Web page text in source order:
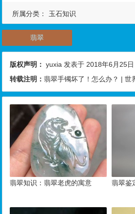
所属分类： 玉石知识
翡翠
版权声明： yuxia 发表于 2018年6月25日
转载注明：翡翠手镯坏了！怎么办？ | 世
翡翠知识：翡翠老虎的寓意 翡翠鉴